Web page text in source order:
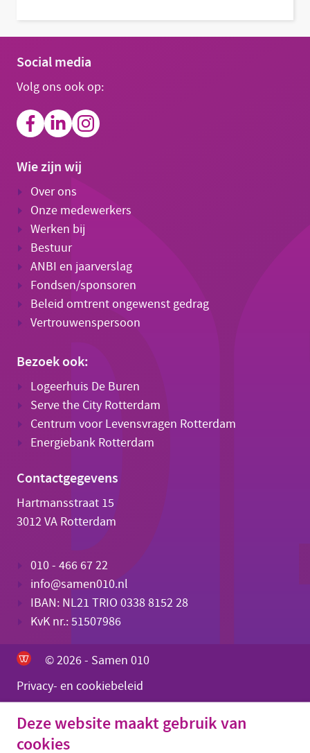
Social media
Volg ons ook op:
Wie zijn wij
Over ons
Onze medewerkers
Werken bij
Bestuur
ANBI en jaarverslag
Fondsen/sponsoren
Beleid omtrent ongewenst gedrag
Vertrouwenspersoon
Bezoek ook:
Logeerhuis De Buren
Serve the City Rotterdam
Centrum voor Levensvragen Rotterdam
Energiebank Rotterdam
Contactgegevens
Hartmansstraat 15
3012 VA Rotterdam
010 - 466 67 22
info@samen010.nl
IBAN: NL21 TRIO 0338 8152 28
KvK nr.: 51507986
© 2026 - Samen 010
Privacy- en cookiebeleid
Deze website maakt gebruik van
cookies